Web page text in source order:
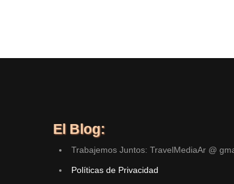
El Blog:
Trabajemos Juntos: TravelMediaAr @
Políticas de Privacidad